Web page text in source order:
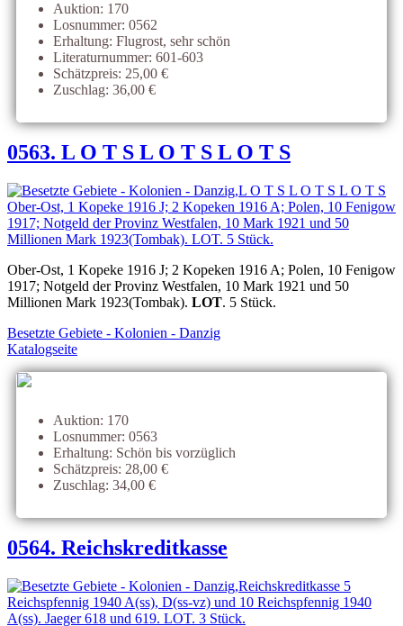
Auktion: 170
Losnummer: 0562
Erhaltung: Flugrost, sehr schön
Literaturnummer: 601-603
Schätzpreis: 25,00 €
Zuschlag: 36,00 €
0563. L O T S L O T S L O T S
Ober-Ost, 1 Kopeke 1916 J; 2 Kopeken 1916 A; Polen, 10 Fenigow
1917; Notgeld der Provinz Westfalen, 10 Mark 1921 und 50
Millionen Mark 1923(Tombak). LOT. 5 Stück.
Besetzte Gebiete - Kolonien - Danzig
Katalogseite
Auktion: 170
Losnummer: 0563
Erhaltung: Schön bis vorzüglich
Schätzpreis: 28,00 €
Zuschlag: 34,00 €
0564. Reichskreditkasse